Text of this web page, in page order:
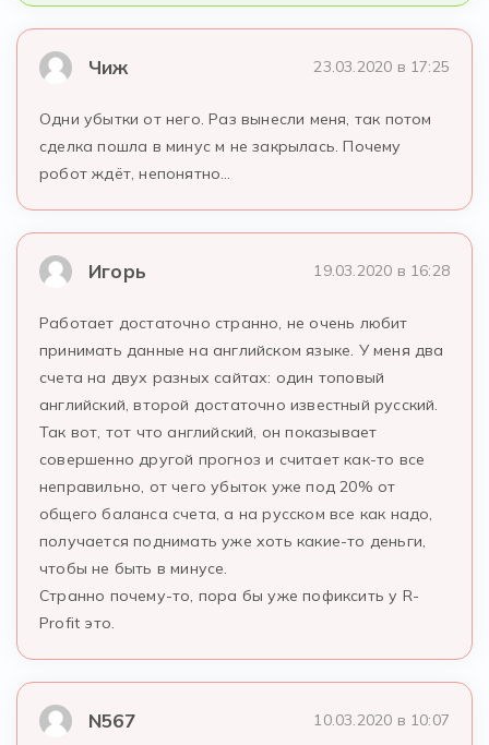
Чиж 23.03.2020 в 17:25
Одни убытки от него. Раз вынесли меня, так потом
сделка пошла в минус м не закрылась. Почему
робот ждёт, непонятно…
Игорь 19.03.2020 в 16:28
Работает достаточно странно, не очень любит
принимать данные на английском языке. У меня два
счета на двух разных сайтах: один топовый
английский, второй достаточно известный русский.
Так вот, тот что английский, он показывает
совершенно другой прогноз и считает как-то все
неправильно, от чего убыток уже под 20% от
общего баланса счета, а на русском все как надо,
получается поднимать уже хоть какие-то деньги,
чтобы не быть в минусе.
Странно почему-то, пора бы уже пофиксить у R-
Profit это.
N567 10.03.2020 в 10:07